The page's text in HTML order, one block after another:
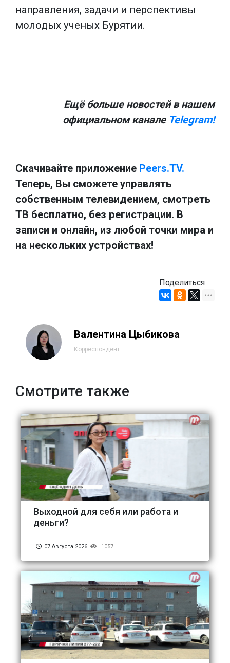
направления, задачи и перспективы
молодых ученых Бурятии.
Ещё больше новостей в нашем
официальном канале Telegram!
Скачивайте приложение Peers.TV.
Теперь, Вы сможете управлять
собственным телевидением, смотреть
ТВ бесплатно, без регистрации. В
записи и онлайн, из любой точки мира и
на нескольких устройствах!
Поделиться
Валентина Цыбикова
Корреспондент
Смотрите также
Выходной для себя или работа и
деньги?
07 Августа 2026 1057